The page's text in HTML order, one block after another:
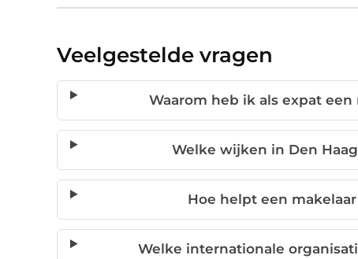
Veelgestelde vragen
Waarom heb ik als expat
Welke wijken in Den
Hoe helpt een
Welke internationale